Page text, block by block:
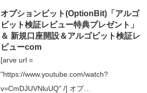
オプションビット(OptionBit)「アルゴ
ビット検証レビュー特典プレゼント」
＆ 新規口座開設＆アルゴビット検証レ
ビューcom
[arve url =
"https://www.youtube.com/watch?
v=CmDJUVNluUQ" /] オプ…